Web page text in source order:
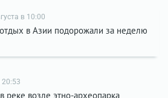
в 10:00
в Азии подорожали за неделю
20:53
реке возле этно-археопарка